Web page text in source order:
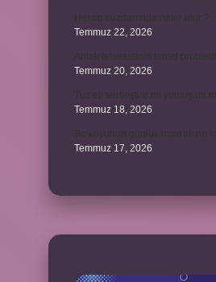
Temmuz 22, 2026
Temmuz 20, 2026
Temmuz 18, 2026
Temmuz 17, 2026